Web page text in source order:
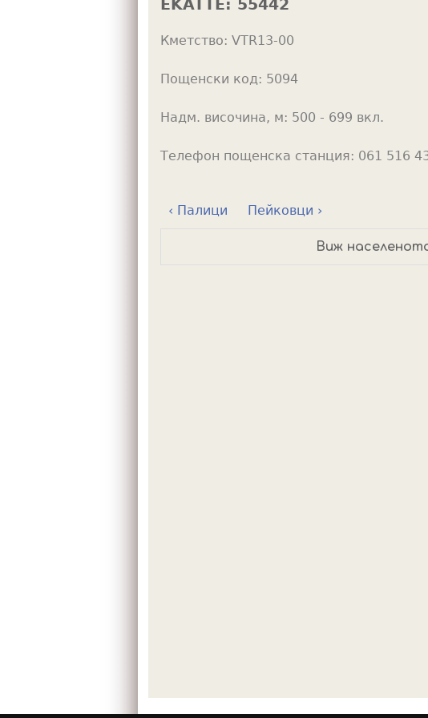
EKATTE: 55442
Кметство: VTR13-00
Пощенски код: 5094
Надм. височина, м: 500 - 699 вкл.
Телефон пощенска станция: 061 516
‹ Палици Пейковци ›
Виж